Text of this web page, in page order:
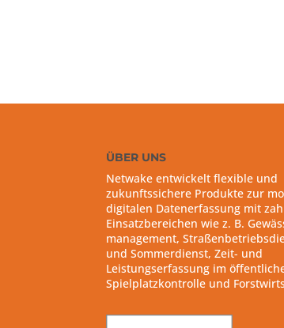
ÜBER UNS
Netwake entwickelt flexible und
zukunftssichere Produkte zur
digitalen Datenerfassung mit
Einsatzbereichen wie z. B.
management,
und Sommerdienst, Zeit- und
Leistungserfassung im
Spielplatzkontrolle und